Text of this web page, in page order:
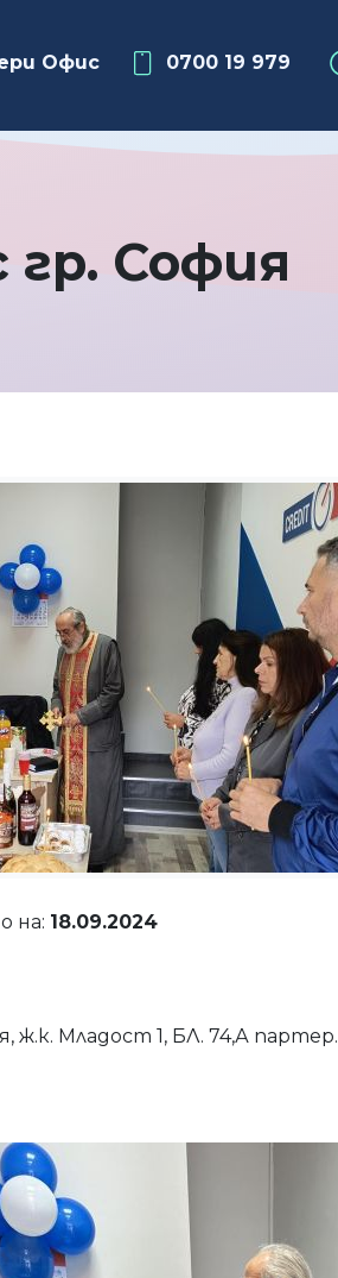
Офис 0700 19 979
гр. София
на: 18.09.2024
Младост 1, БЛ. 74,А партер.